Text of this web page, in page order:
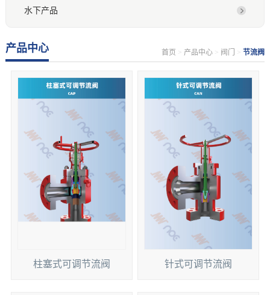
水下产品
首页 > 产品中心 > 阀门 > 节流阀
产品中心
柱塞式可调节流阀 针式可调节流阀